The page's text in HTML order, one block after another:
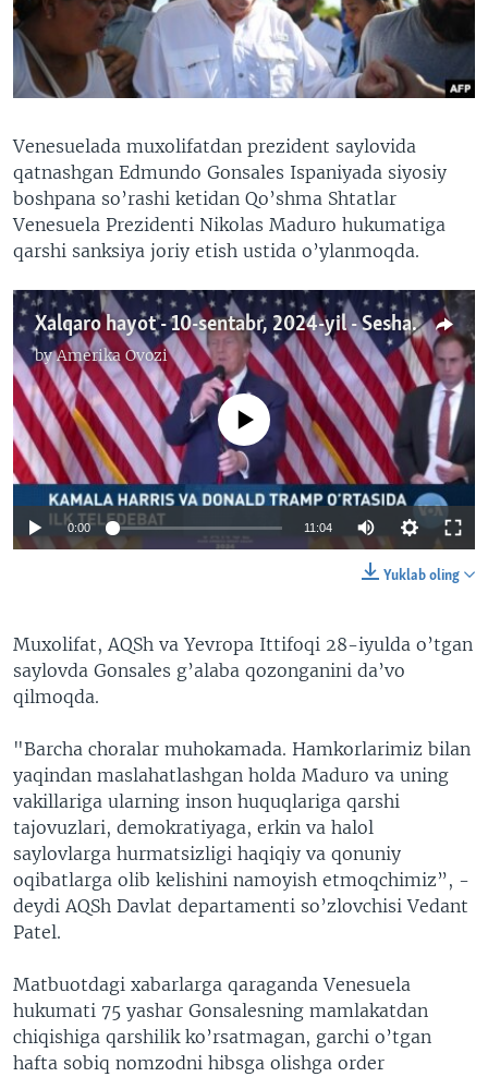
VIDEO
XABARLAR SURATLARDA
ODNOKLASSNIKI
TELEGRAM
TWITTER
SOUNDCLOUD
Venesuelada muxolifatdan prezident saylovida
qatnashgan Edmundo Gonsales Ispaniyada siyosiy
boshpana so’rashi ketidan Qo’shma Shtatlar
Venesuela Prezidenti Nikolas Maduro hukumatiga
qarshi sanksiya joriy etish ustida o’ylanmoqda.
Xalqaro hayot - 10-sentabr, 2024-yil - Seshanba Harris va Tramp o’rtasida ilk teledebat kuni
byAmerika Ovozi
No media source currently available
0:00 11:04
Yuklab oling
Muxolifat, AQSh va Yevropa Ittifoqi 28-iyulda o’tgan
saylovda Gonsales g’alaba qozonganini da’vo
qilmoqda.
"Barcha choralar muhokamada. Hamkorlarimiz bilan
yaqindan maslahatlashgan holda Maduro va uning
vakillariga ularning inson huquqlariga qarshi
tajovuzlari, demokratiyaga, erkin va halol
saylovlarga hurmatsizligi haqiqiy va qonuniy
oqibatlarga olib kelishini namoyish etmoqchimiz”, -
deydi AQSh Davlat departamenti so’zlovchisi Vedant
Patel.
Matbuotdagi xabarlarga qaraganda Venesuela
hukumati 75 yashar Gonsalesning mamlakatdan
chiqishiga qarshilik ko’rsatmagan, garchi o’tgan
hafta sobiq nomzodni hibsga olishga order